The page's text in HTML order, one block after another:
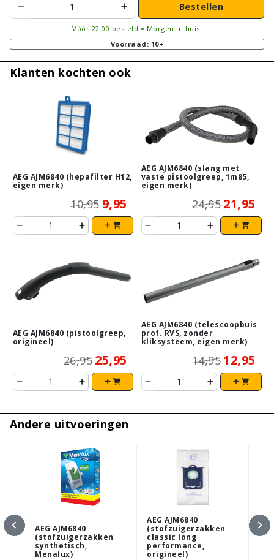
Bestellen
Vóór 22:00 besteld = Morgen in huis!
Voorraad: 10+
Klanten kochten ook
AEG AJM6840 (hepafilter H12,
eigen merk)
10,95 9,95
AEG AJM6840 (slang met
vaste pistoolgreep, 1m85,
eigen merk)
24,95 21,95
AEG AJM6840 (pistoolgreep,
origineel)
26,95 25,95
AEG AJM6840 (telescoopbuis
prof. RVS, zonder
kliksysteem, eigen merk)
14,95 12,95
Andere uitvoeringen
AEG AJM6840
(stofzuigerzakken
synthetisch,
Menalux)
AEG AJM6840
(stofzuigerzakken
classic long
performance,
origineel)